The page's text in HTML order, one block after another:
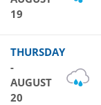
19
THURSDAY
-
AUGUST
20